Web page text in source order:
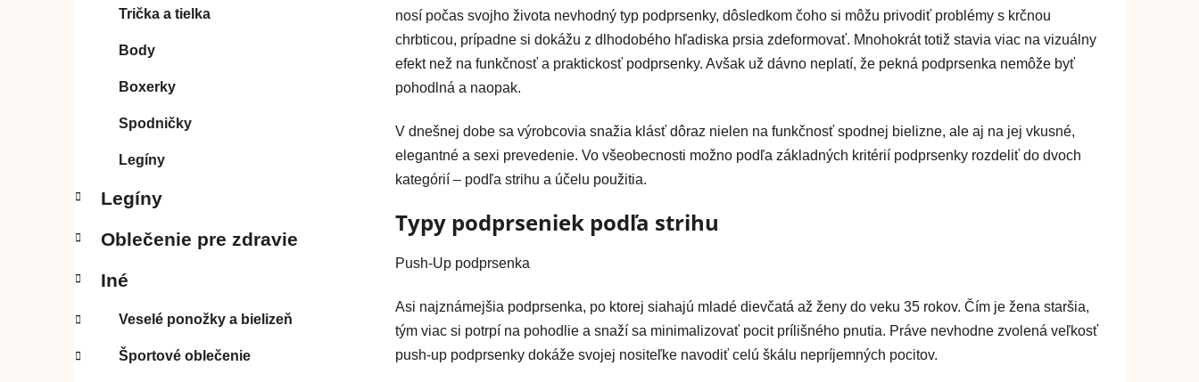
Trička a tielka
Body
Boxerky
Spodničky
Legíny
Legíny
Oblečenie pre zdravie
Iné
Veselé ponožky a bielizeň
Športové oblečenie
nosí počas svojho života nevhodný typ podprsenky, dôsledkom čoho si môžu privodiť problémy s krčnou
chrbticou, prípadne si dokážu z dlhodobého hľadiska prsia zdeformovať. Mnohokrát totiž stavia viac na vizuálny
efekt než na funkčnosť a praktickosť podprsenky. Avšak už dávno neplatí, že pekná podprsenka nemôže byť
pohodlná a naopak.
V dnešnej dobe sa výrobcovia snažia klásť dôraz nielen na funkčnosť spodnej bielizne, ale aj na jej vkusné,
elegantné a sexi prevedenie. Vo všeobecnosti možno podľa základných kritérií podprsenky rozdeliť do dvoch
kategórií – podľa strihu a účelu použitia.
Typy podprseniek podľa strihu
Push-Up podprsenka
Asi najznámejšia podprsenka, po ktorej siahajú mladé dievčatá až ženy do veku 35 rokov. Čím je žena staršia,
tým viac si potrpí na pohodlie a snaží sa minimalizovať pocit prílišného pnutia. Práve nevhodne zvolená veľkosť
push-up podprsenky dokáže svojej nositeľke navodiť celú škálu nepríjemných pocitov.